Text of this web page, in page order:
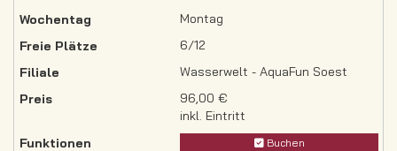
Montag
6/12
Wasserwelt - AquaFun Soest
96,00 €
inkl. Eintritt
Buchen